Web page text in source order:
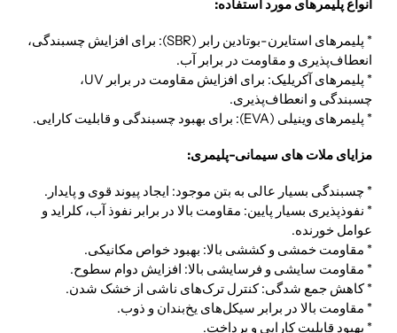
انواع پلیمرهای مورد استفاده:
* پلیمرهای استایرن-بوتادین رابر (SBR): برای افزایش چسبندگی،
انعطاف‌پذیری و مقاومت در برابر آب.
* پلیمرهای آکریلیک: برای افزایش مقاومت در برابر UV،
چسبندگی و انعطاف‌پذیری.
* پلیمرهای وینیلی (EVA): برای بهبود چسبندگی و قابلیت کارایی.
مزایای ملات های سیمانی-پلیمری:
* چسبندگی بسیار عالی به بتن موجود: ایجاد پیوند قوی و پایدار.
* نفوذپذیری بسیار پایین: مقاومت بالا در برابر نفوذ آب، کلراید و
عوامل خورنده.
* مقاومت خمشی و کششی بالا: بهبود خواص مکانیکی.
* مقاومت سایشی و فرسایشی بالا: افزایش دوام سطوح.
* کاهش جمع شدگی: کنترل ترک‌های ناشی از خشک شدن.
* مقاومت بالا در برابر سیکل‌های یخ‌بندان و ذوب.
* بهبود قابلیت کارایی و پرداخت.